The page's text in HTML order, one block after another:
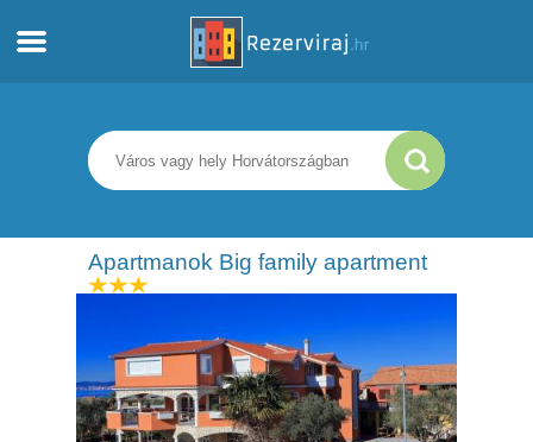
Apartmanok
Turista információ
Strandok
webcams
Ismerkedjen meg Horvátországgal
Apartmanok Big family apartment